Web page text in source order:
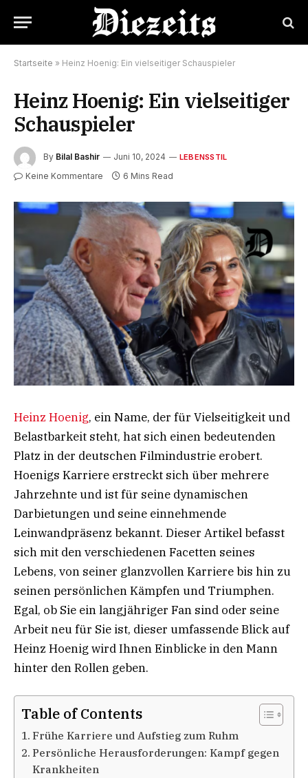
Startseite » Heinz Hoenig: Ein vielseitiger Schauspieler
Heinz Hoenig: Ein vielseitiger
Schauspieler
By Bilal Bashir Juni 10, 2024 LEBENSSTIL
Keine Kommentare 6 Mins Read
Heinz Hoenig, ein Name, der für Vielseitigkeit und
Belastbarkeit steht, hat sich einen bedeutenden
Platz in der deutschen Filmindustrie erobert.
Hoenigs Karriere erstreckt sich über mehrere
Jahrzehnte und ist für seine dynamischen
Darbietungen und seine einnehmende
Leinwandpräsenz bekannt. Dieser Artikel befasst
sich mit den verschiedenen Facetten seines
Lebens, von seiner glanzvollen Karriere bis hin zu
seinen persönlichen Kämpfen und Triumphen.
Egal, ob Sie ein langjähriger Fan sind oder seine
Arbeit neu für Sie ist, dieser umfassende Blick auf
Heinz Hoenig wird Ihnen Einblicke in den Mann
hinter den Rollen geben.
Table of Contents
Frühe Karriere und Aufstieg zum Ruhm
Persönliche Herausforderungen: Kampf gegen
Krankheiten